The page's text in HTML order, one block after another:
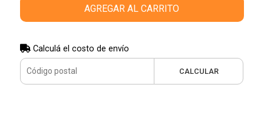
AGREGAR AL CARRITO
Calculá el costo de envío
CALCULAR